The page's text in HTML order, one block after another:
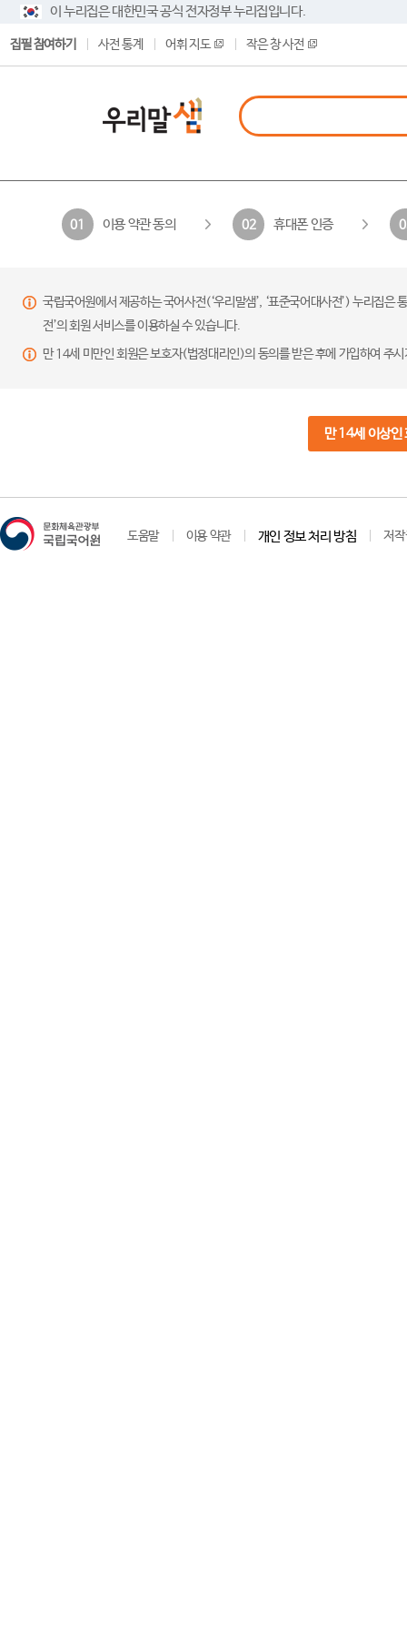
이 누리집은 대한민국 공식 전자정부 누리집입니다.
집필 참여하기 사전 통계 어휘 지도 작은 창 사전
01 이용 약관 동의 02 휴대폰 인증
국립국어원에서 제공하는 국어사전(‘우리말샘’, ‘표준국어대사전’) 누리집
전’의 회원 서비스를 이용하실 수 있습니다.
만 14세 미만인 회원은 보호자(법정대리인)의 동의를 받은 후에 가입하여 주
만 14세 이상인
도움말 이용 약관 개인 정보 처리 방침 저